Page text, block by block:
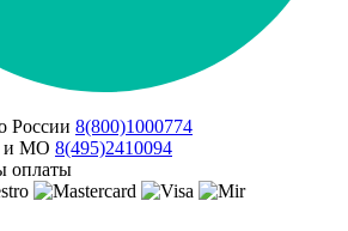
России 8(800)1000774
и МО 8(495)2410094
оплаты